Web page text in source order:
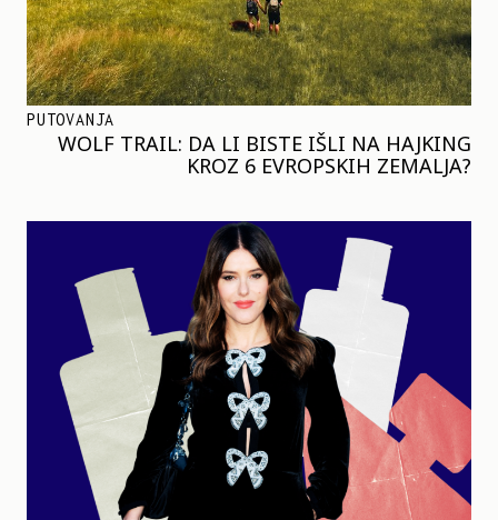
PUTOVANJA
WOLF TRAIL: DA LI BISTE IŠLI NA HAJKING
KROZ 6 EVROPSKIH ZEMALJA?